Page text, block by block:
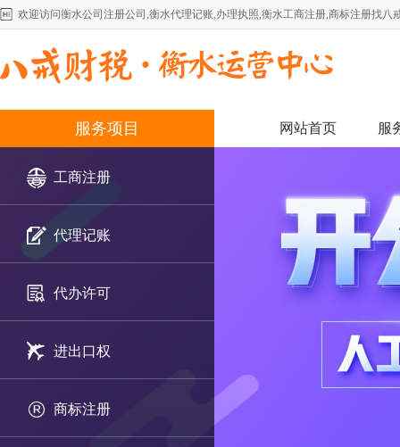
欢迎访问衡水公司注册公司,衡水代理记账,办理执照,衡水工商注册,商标注册找八
服务项目 网站首页 服
工商注册
代理记账
代办许可
进出口权
商标注册